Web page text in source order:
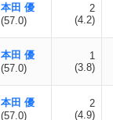
本田 優
(57.0)
2
(4.2)
本田 優
(57.0)
1
(3.8)
本田 優
(57.0)
2
(4.9)